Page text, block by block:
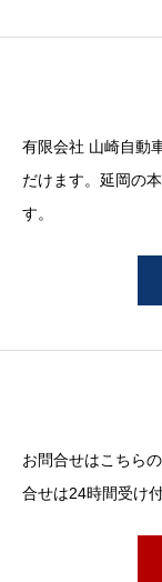
有限会社 山崎自動
だけます。延岡の
す。
お問合せはこちら
合せは24時間受け